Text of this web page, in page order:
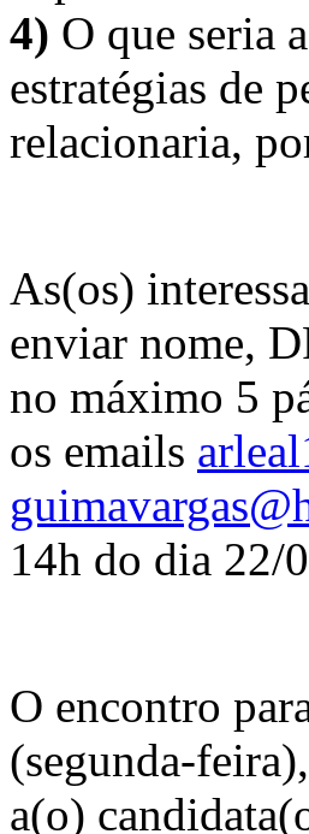
4) O que seria
estratégias de
relacionaria,
As(os)
enviar nome,
no máximo 5
os emails
14h do dia 22/
O encontro
(segunda-
a(o)